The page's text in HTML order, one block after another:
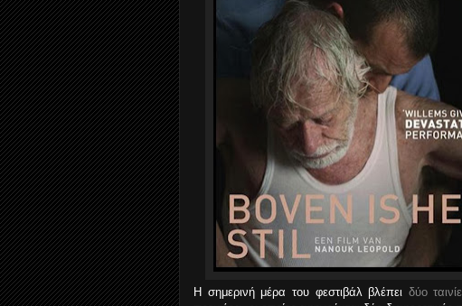
H σημερινή μέρα του φεστιβάλ βλέπει δύο